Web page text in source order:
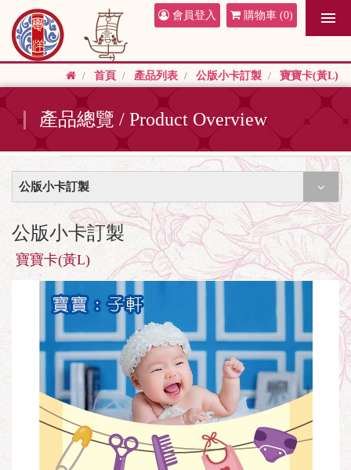
會員登入 購物車 (0)
首頁 產品列表 公版小卡訂製 寶寶卡(黃L)
產品總覽 / Product Overview
公版小卡訂製
公版小卡訂製
寶寶卡(黃L)